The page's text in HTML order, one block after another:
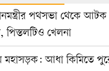
পথসভা থেকে
পিস্তলটিও খেলনা
মহাসড়ক: আধা কিমিতে